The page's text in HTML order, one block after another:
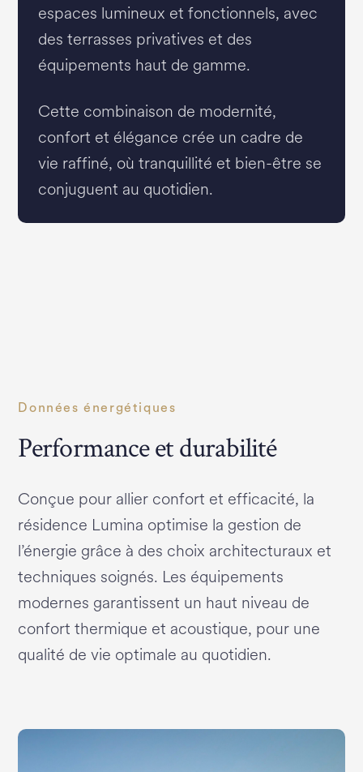
espaces lumineux et fonctionnels, avec
des terrasses privatives et des
équipements haut de gamme.
Cette combinaison de modernité,
confort et élégance crée un cadre de
vie raffiné, où tranquillité et bien-être se
conjuguent au quotidien.
Données énergétiques
Performance et durabilité
Conçue pour allier confort et efficacité, la
résidence Lumina optimise la gestion de
l’énergie grâce à des choix architecturaux et
techniques soignés. Les équipements
modernes garantissent un haut niveau de
confort thermique et acoustique, pour une
qualité de vie optimale au quotidien.